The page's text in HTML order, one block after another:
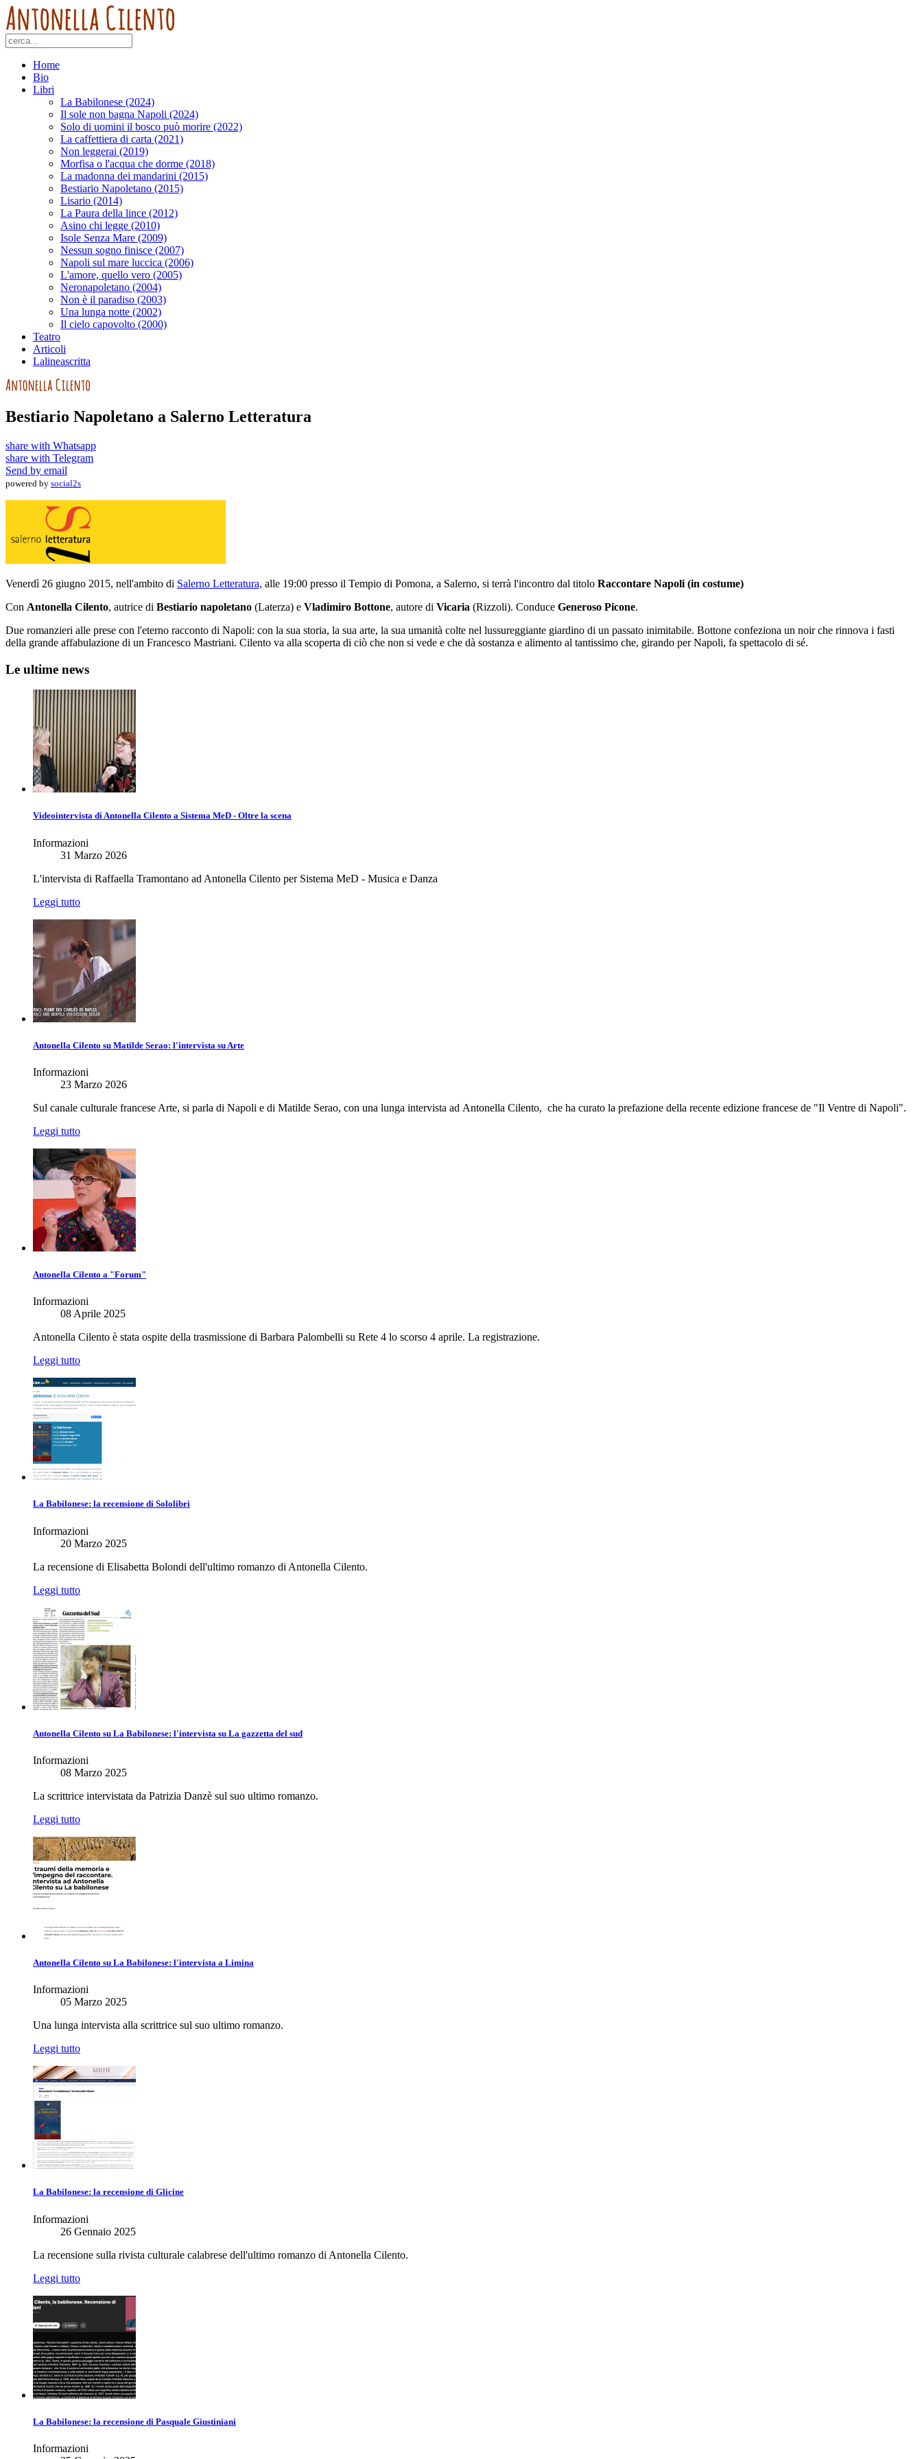
Home
Bio
Libri
La Babilonese (2024)
Il sole non bagna Napoli (2024)
Solo di uomini il bosco può morire (2022)
La caffettiera di carta (2021)
Non leggerai (2019)
Morfisa o l'acqua che dorme (2018)
La madonna dei mandarini (2015)
Bestiario Napoletano (2015)
Lisario (2014)
La Paura della lince (2012)
Asino chi legge (2010)
Isole Senza Mare (2009)
Nessun sogno finisce (2007)
Napoli sul mare luccica (2006)
L'amore, quello vero (2005)
Neronapoletano (2004)
Non è il paradiso (2003)
Una lunga notte (2002)
Il cielo capovolto (2000)
Teatro
Articoli
Lalineascritta
Bestiario Napoletano a Salerno Letteratura
share with Whatsapp
share with Telegram
Send by email
powered by social2s
Venerdì 26 giugno 2015, nell'ambito di Salerno Letteratura, alle 19:00 presso il Tempio di Pomona, a Salerno, si terrà l'incontro dal titolo Raccontare Napoli (in costume)
Con Antonella Cilento, autrice di Bestiario napoletano (Laterza) e Vladimiro Bottone, autore di Vicaria (Rizzoli). Conduce Generoso Picone.
Due romanzieri alle prese con l'eterno racconto di Napoli: con la sua storia, la sua arte, la sua umanità colte nel lussureggiante giardino di un passato inimitabile. Bottone confeziona un noir che rinnova i fasti
della grande affabulazione di un Francesco Mastriani. Cilento va alla scoperta di ciò che non si vede e che dà sostanza e alimento al tantissimo che, girando per Napoli, fa spettacolo di sé.
Le ultime news
Videointervista di Antonella Cilento a Sistema MeD - Oltre la scena
Informazioni
31 Marzo 2026
L'intervista di Raffaella Tramontano ad Antonella Cilento per Sistema MeD - Musica e Danza
Leggi tutto
Antonella Cilento su Matilde Serao: l'intervista su Arte
Informazioni
23 Marzo 2026
Sul canale culturale francese Arte, si parla di Napoli e di Matilde Serao, con una lunga intervista ad Antonella Cilento, che ha curato la prefazione della recente edizione francese de "Il Ventre di Napoli".
Leggi tutto
Antonella Cilento a "Forum"
Informazioni
08 Aprile 2025
Antonella Cilento è stata ospite della trasmissione di Barbara Palombelli su Rete 4 lo scorso 4 aprile. La registrazione.
Leggi tutto
La Babilonese: la recensione di Sololibri
Informazioni
20 Marzo 2025
La recensione di Elisabetta Bolondi dell'ultimo romanzo di Antonella Cilento.
Leggi tutto
Antonella Cilento su La Babilonese: l'intervista su La gazzetta del sud
Informazioni
08 Marzo 2025
La scrittrice intervistata da Patrizia Danzè sul suo ultimo romanzo.
Leggi tutto
Antonella Cilento su La Babilonese: l'intervista a Limina
Informazioni
05 Marzo 2025
Una lunga intervista alla scrittrice sul suo ultimo romanzo.
Leggi tutto
La Babilonese: la recensione di Glicine
Informazioni
26 Gennaio 2025
La recensione sulla rivista culturale calabrese dell'ultimo romanzo di Antonella Cilento.
Leggi tutto
La Babilonese: la recensione di Pasquale Giustiniani
Informazioni